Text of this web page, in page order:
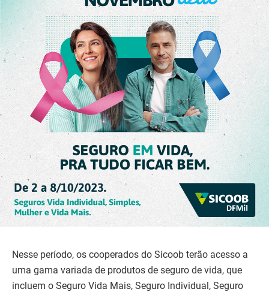
Nesse período, os cooperados do Sicoob terão acesso a
uma gama variada de produtos de seguro de vida, que
incluem o Seguro Vida Mais, Seguro Individual, Seguro